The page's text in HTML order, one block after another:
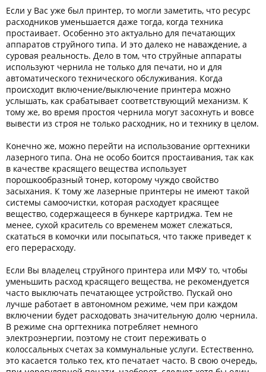
Ленточные картриджи
Тонер и девелопер
Если у Вас уже был принтер, то могли заметить, что ресурс
расходников уменьшается даже тогда, когда техника
простаивает. Особенно это актуально для печатающих
аппаратов струйного типа. И это далеко не наваждение, а
суровая реальность. Дело в том, что струйные аппараты
используют чернила не только для печати, но и для
автоматического технического обслуживания. Когда
происходит включение/выключение принтера можно
услышать, как срабатывает соответствующий механизм. К
тому же, во время простоя чернила могут засохнуть и вовсе
вывести из строя не только расходник, но и технику в целом.
Конечно же, можно перейти на использование оргтехники
лазерного типа. Она не особо боится простаивания, так как
в качестве красящего вещества использует
порошкообразный тонер, которому чуждо свойство
засыхания. К тому же лазерные принтеры не имеют такой
системы самоочистки, которая расходует красящее
вещество, содержащееся в бункере картриджа. Тем не
менее, сухой краситель со временем может слежаться,
скататься в комочки или посыпаться, что также приведет к
его перерасходу.
Если Вы владелец струйного принтера или МФУ то, чтобы
уменьшить расход красящего вещества, не рекомендуется
часто выключать печатающее устройство. Пускай оно
лучше работает в автономном режиме, чем при каждом
включении будет расходовать значительную долю чернила.
В режиме сна оргтехника потребляет немного
электроэнергии, поэтому не стоит переживать о
колоссальных счетах за коммунальные услуги. Естественно,
это касается только тех, кто печатает часто. В свою очередь,